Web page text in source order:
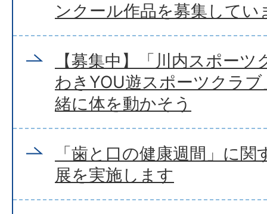
ンクール作品を募集してい
【募集中】「川内スポー
わきYOU遊スポーツクラ
緒に体を動かそう
「歯と口の健康週間」に
展を実施します